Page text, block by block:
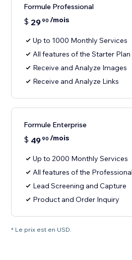
Formule Professional
$ 2990 /mois
Up to 1000 Monthly Services
All features of the Starter Plan
Receive and Analyze Images
Receive and Analyze Links
Formule Enterprise
$ 4990 /mois
Up to 2000 Monthly Services
All features of the
Lead Screening and Capture
Product and Order Inquiry
* Le prix est en USD.